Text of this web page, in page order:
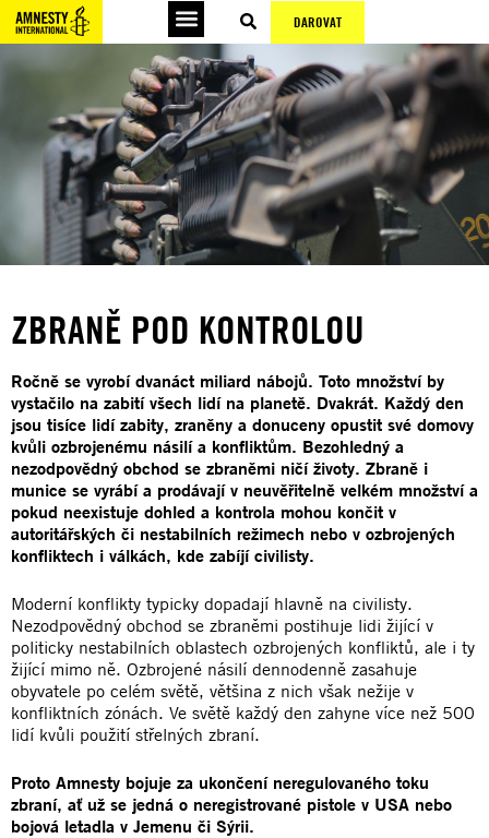
DAROVAT
ZBRANĚ POD KONTROLOU
Ročně se vyrobí dvanáct miliard nábojů. Toto množství by
vystačilo na zabití všech lidí na planetě. Dvakrát. Každý den
jsou tisíce lidí zabity, zraněny a donuceny opustit své domovy
kvůli ozbrojenému násilí a konfliktům. Bezohledný a
nezodpovědný obchod se zbraněmi ničí životy. Zbraně i
munice se vyrábí a prodávají v neuvěřitelně velkém množství a
pokud neexistuje dohled a kontrola mohou končit v
autoritářských či nestabilních režimech nebo v ozbrojených
konfliktech i válkách, kde zabíjí civilisty.
Moderní konflikty typicky dopadají hlavně na civilisty.
Nezodpovědný obchod se zbraněmi postihuje lidi žijící v
politicky nestabilních oblastech ozbrojených konfliktů, ale i ty
žijící mimo ně. Ozbrojené násilí dennodenně zasahuje
obyvatele po celém světě, většina z nich však nežije v
konfliktních zónách. Ve světě každý den zahyne více než 500
lidí kvůli použití střelných zbraní.
Proto Amnesty bojuje za ukončení neregulovaného toku
zbraní, ať už se jedná o neregistrované pistole v USA nebo
bojová letadla v Jemenu či Sýrii.